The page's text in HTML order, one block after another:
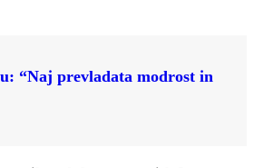
“Naj prevladata modrost in